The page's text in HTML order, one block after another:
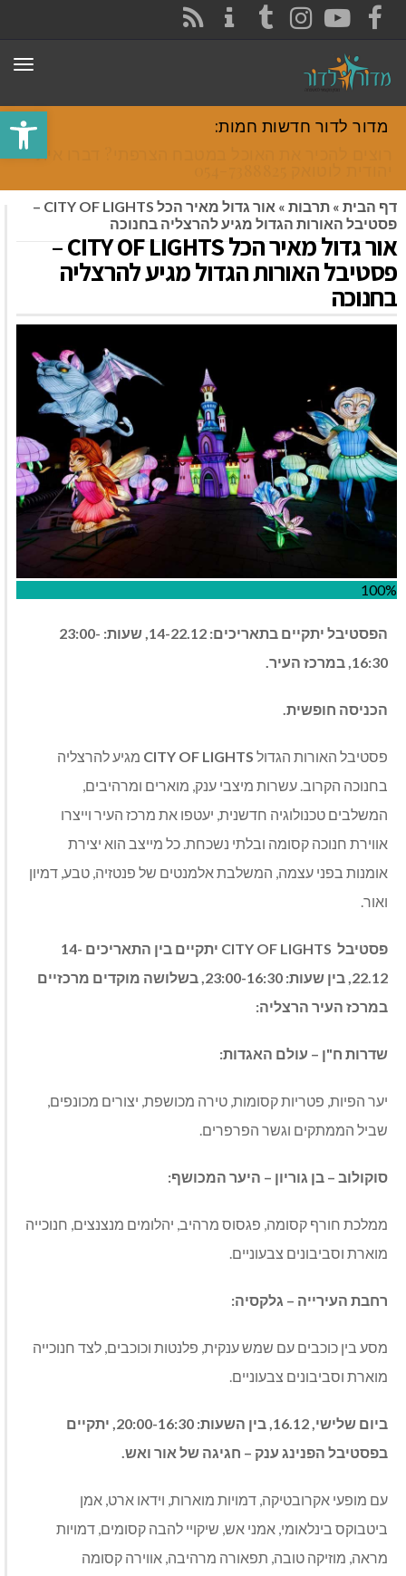
פתח
FACEBOOK
YOUTUBE
INSTAGRAM
TUMBLR
מדור לדור חדשות חמות:
רוצים להכיר את האוכל במטבח הצרפתי? דברו איתי
דף הבית » תרבות »
אור גדול מאיר הכל CITY OF LIGHTS –
פסטיבל האורות הגדול מגיע להרצליה בחנוכה
אור גדול מאיר הכל CITY OF LIGHTS –
פסטיבל האורות הגדול מגיע להרצליה
בחנוכה
100%
הפסטיבל יתקיים בתאריכים: 14-22.12, שעות : 23:00-
16:30, במרכז העיר.
הכניסה חופשית.
פסטיבל האורות הגדול CITY OF LIGHTS מגיע להרצליה
בחנוכה הקרוב. עשרות מיצבי ענק, מוארים ומרהיבים,
המשלבים טכנולוגיה חדשנית, יעטפו את מרכז העיר וייצרו
אווירת חנוכה קסומה ובלתי נשכחת. כל מייצב הוא יצירת
אומנות בפני עצמה, המשלבת אלמנטים של פנטזיה, טבע, דמיון
ואור.
פסטיבל CITY OF LIGHTS יתקיים בין התאריכים 14-
22.12, בין שעות: 23:00-16:30, בשלושה מוקדים מרכזיים
במרכז העיר הרצליה:
שדרות ח"ן – עולם האגדות:
יער הפיות, פטריות קסומות, טירה מכושפת, יצורים מכונפים,
שביל הממתקים וגשר הפרפרים.
סוקולוב – בן גוריון – היער המכושף:
ממלכת חורף קסומה, פגסוס מרהיב, יהלומים מנצנצים, חנוכייה
מוארת וסביבונים צבעוניים.
רחבת העירייה – גלקסיה:
מסע בין כוכבים עם שמש ענקית, פלנטות וכוכבים, לצד חנוכייה
מוארת וסביבונים צבעוניים.
ביום שלישי, 16.12, בין השעות: 20:00-16:30,
יתקיים
בפסטיבל הפנינג ענק – חגיגה של אור ואש.
עם מופעי אקרובטיקה, דמויות מוארות, וידאו ארט, אמן
ביטבוקס בינלאומי, אמני אש, שיקויי להבה קסומים, דמויות
מראה, מוזיקה טובה, תפאורה מרהיבה, אווירה קסומה